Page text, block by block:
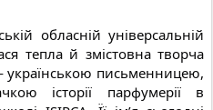
обласній універсальній
тепла й змістовна творча
українською письменницею,
історії парфумерії в